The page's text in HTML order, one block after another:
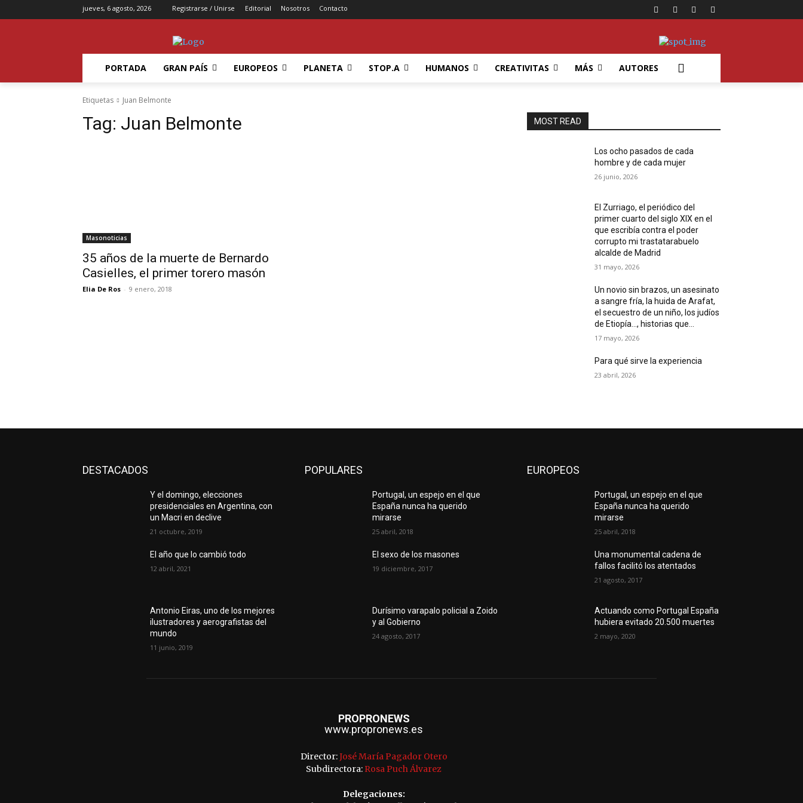
jueves, 6 agosto, 2026 Registrarse / Unirse Editorial Nosotros Contacto
PORTADA GRAN PAÍS EUROPEOS PLANETA STOP.A HUMANOS CREATIVITAS MÁS AUTORES
Etiquetas Juan Belmonte
Tag: Juan Belmonte
Masonoticias
35 años de la muerte de Bernardo
Casielles, el primer torero masón
Elia De Ros - 9 enero, 2018
MOST READ
Los ocho pasados de cada
hombre y de cada mujer
26 junio, 2026
El Zurriago, el periódico del
primer cuarto del siglo XIX en el
que escribía contra el poder
corrupto mi trastatarabuelo
alcalde de Madrid
31 mayo, 2026
Un novio sin brazos, un asesinato
a sangre fría, la huida de Arafat,
el secuestro de un niño, los judíos
de Etiopía…, historias que...
17 mayo, 2026
Para qué sirve la experiencia
23 abril, 2026
DESTACADOS
Y el domingo, elecciones
presidenciales en Argentina, con
un Macri en declive
21 octubre, 2019
El año que lo cambió todo
12 abril, 2021
Antonio Eiras, uno de los mejores
ilustradores y aerografistas del
mundo
11 junio, 2019
POPULARES
Portugal, un espejo en el que
España nunca ha querido
mirarse
25 abril, 2018
El sexo de los masones
19 diciembre, 2017
Durísimo varapalo policial a Zoido
y al Gobierno
24 agosto, 2017
EUROPEOS
Portugal, un espejo en el que
España nunca ha querido
mirarse
25 abril, 2018
Una monumental cadena de
fallos facilitó los atentados
21 agosto, 2017
Actuando como Portugal España
hubiera evitado 20.500 muertes
2 mayo, 2020
PROPRONEWS
www.propronews.es
Director:José María Pagador Otero
Subdirectora: Rosa Puch Álvarez
Delegaciones: